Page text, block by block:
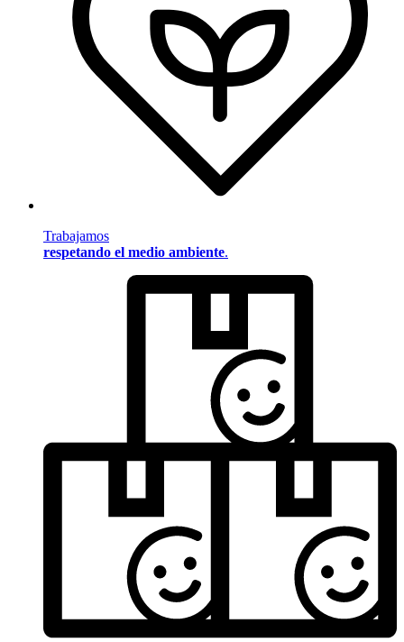
Trabajamos
respetando el medio ambiente.